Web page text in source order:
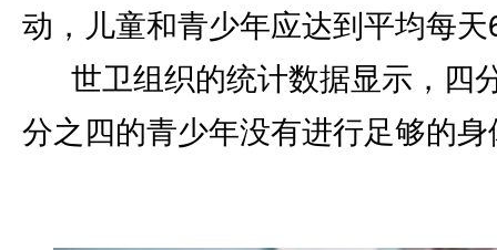
动，儿童和青少年应达到平均每
世卫组织的统计数据显示，四
分之四的青少年没有进行足够的